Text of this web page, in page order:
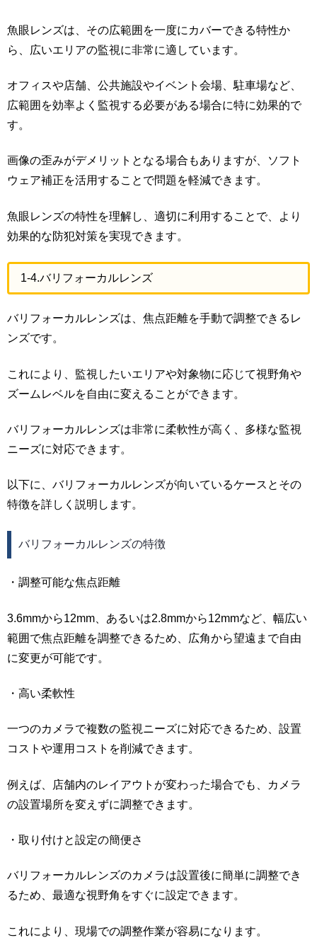
魚眼レンズは、その広範囲を一度にカバーできる特性か
ら、広いエリアの監視に非常に適しています。
オフィスや店舗、公共施設やイベント会場、駐車場など、
広範囲を効率よく監視する必要がある場合に特に効果的で
す。
画像の歪みがデメリットとなる場合もありますが、ソフト
ウェア補正を活用することで問題を軽減できます。
魚眼レンズの特性を理解し、適切に利用することで、より
効果的な防犯対策を実現できます。
1-4.バリフォーカルレンズ
バリフォーカルレンズは、焦点距離を手動で調整できるレ
ンズです。
これにより、監視したいエリアや対象物に応じて視野角や
ズームレベルを自由に変えることができます。
バリフォーカルレンズは非常に柔軟性が高く、多様な監視
ニーズに対応できます。
以下に、バリフォーカルレンズが向いているケースとその
特徴を詳しく説明します。
バリフォーカルレンズの特徴
・調整可能な焦点距離
3.6mmから12mm、あるいは2.8mmから12mmなど、幅広い
範囲で焦点距離を調整できるため、広角から望遠まで自由
に変更が可能です。
・高い柔軟性
一つのカメラで複数の監視ニーズに対応できるため、設置
コストや運用コストを削減できます。
例えば、店舗内のレイアウトが変わった場合でも、カメラ
の設置場所を変えずに調整できます。
・取り付けと設定の簡便さ
バリフォーカルレンズのカメラは設置後に簡単に調整でき
るため、最適な視野角をすぐに設定できます。
これにより、現場での調整作業が容易になります。